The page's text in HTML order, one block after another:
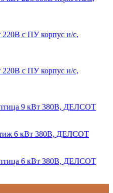
с ПУ корпус н/с,
с ПУ корпус н/с,
9 кВт 380В, ДЕЛСОТ
6 кВт 380В, ДЕЛСОТ
6 кВт 380В, ДЕЛСОТ